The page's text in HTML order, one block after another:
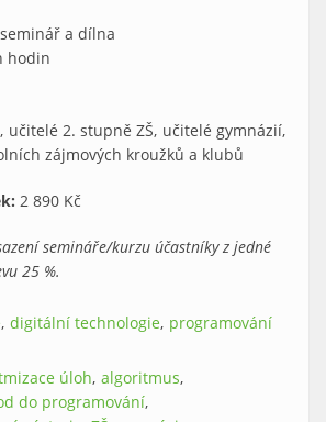
a dílna
hodin
učitelé 2. stupně ZŠ učitelé gymnázií
zájmových kroužků a klubů
2 890 Kč
semináře/kurzu účastníky z jedné
25 %.
digitální technologie programování
úloh algoritmus
do programování